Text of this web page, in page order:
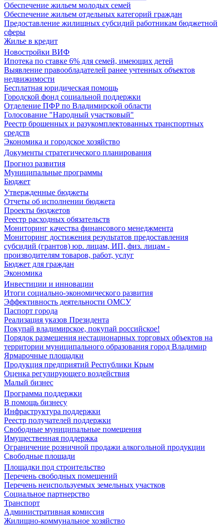
Обеспечение жильем молодых семей
Обеспечение жильем отдельных категорий граждан
Предоставление жилищных субсидий работникам бюджетной
сферы
Жилье в кредит
Новостройки ВИФ
Ипотека по ставке 6% для семей, имеющих детей
Выявление правообладателей ранее учтенных объектов
недвижимости
Бесплатная юридическая помощь
Городской фонд социальной поддержки
Отделение ПФР по Владимирской области
Голосование "Народный участковый"
Реестр брошенных и разукомплектованных транспортных
средств
Экономика и городское хозяйство
Документы стратегического планирования
Прогноз развития
Муниципальные программы
Бюджет
Утвержденные бюджеты
Отчеты об исполнении бюджета
Проекты бюджетов
Реестр расходных обязательств
Мониторинг качества финансового менеджмента
Мониторинг достижения результатов предоставления
субсидий (грантов) юр. лицам, ИП, физ. лицам -
производителям товаров, работ, услуг
Бюджет для граждан
Экономика
Инвестиции и инновации
Итоги социально-экономического развития
Эффективность деятельности ОМСУ
Паспорт города
Реализация указов Президента
Покупай владимирское, покупай российское!
Порядок размещения нестационарных торговых объектов на
территории муниципального образования город Владимир
Ярмарочные площадки
Продукция предприятий Республики Крым
Оценка регулирующего воздействия
Малый бизнес
Программа поддержки
В помощь бизнесу
Инфраструктура поддержки
Реестр получателей поддержки
Свободные муниципальные помещения
Имущественная поддержка
Ограничение розничной продажи алкогольной продукции
Свободные площади
Площадки под строительство
Перечень свободных помещений
Перечень неиспользуемых земельных участков
Социальное партнерство
Транспорт
Административная комиссия
Жилищно-коммунальное хозяйство